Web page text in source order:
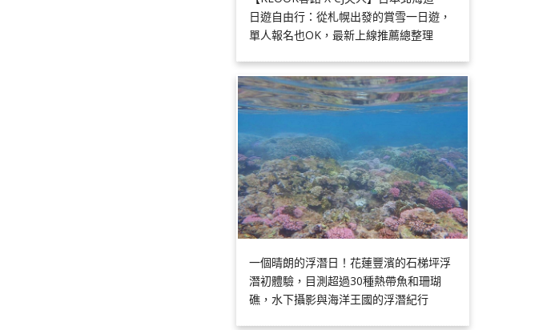
日遊自由行：從札幌出發的賞雪一日遊，
單人報名也OK，最新上線推薦總整理
一個晴朗的浮潛日！花蓮豐濱的石梯坪浮
潛初體驗，目測超過30種熱帶魚和珊瑚
礁，水下攝影與海洋王國的浮潛紀行